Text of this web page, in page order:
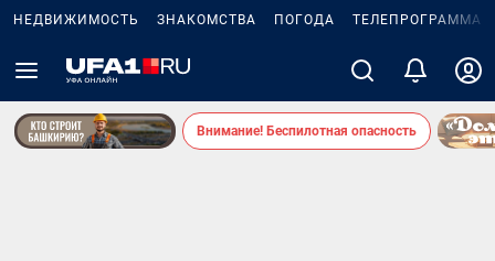
НЕДВИЖИМОСТЬ ЗНАКОМСТВА ПОГОДА ТЕЛЕПРОГРАММА
Внимание! Беспилотная опасность